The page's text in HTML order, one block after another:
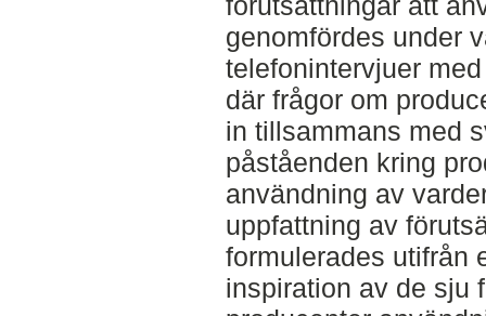
genomfördes under
telefonintervjuer
där frågor om
in tillsammans med
påståenden kring
användning av
uppfattning av
formulerades utifrån
inspiration av de sju